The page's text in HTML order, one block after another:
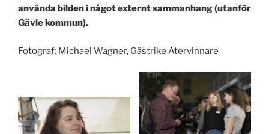
använda bilden i något externt sammanhang (utanför
Gävle kommun).
Fotograf: Michael Wagner, Gästrike Återvinnare